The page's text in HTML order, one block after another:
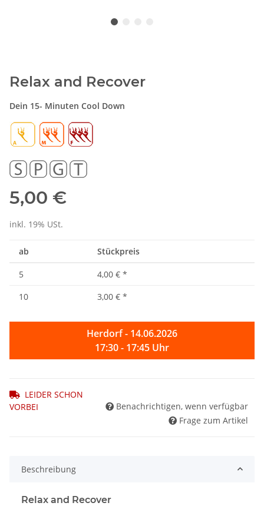
Relax and Recover
Dein 15- Minuten Cool Down
5,00 €
inkl. 19% USt.
ab Stückpreis
5 4,00 € *
10
3,00 € *
Herdorf - 14.06.2026
17:30 - 17:45 Uhr
LEIDER SCHON
VORBEI
Benachrichtigen, wenn verfügbar
Frage zum Artikel
Beschreibung
Relax and Recover